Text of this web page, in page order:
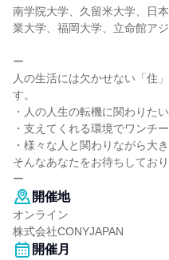
南学院大学、久留米大学、日
業大学、福岡大学、立命館ア
ー
人の生活には欠かせない「住
す。
・人の人生の転機に関わりたい
・支えてくれる環境でワンチ
・様々な人と関わりながら大
そんなあなたをお待ちしており
ー
開催地
オンライン
株式会社CONYJAPAN
開催月